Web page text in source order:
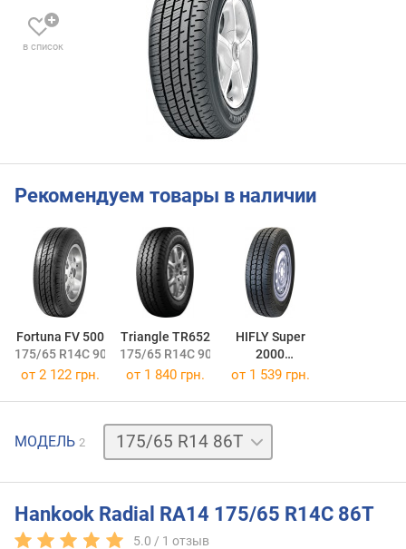
в список
Рекомендуем товары в наличии
Fortuna FV 500
175/65 R14C 90T
Triangle TR652
175/65 R14C 90T
HIFLY Super
2000
175/65 R14C 90T
от 2 122 грн. от 1 840 грн. от 1 539 грн.
МОДЕЛЬ 2
175/65
R14
Hankook Radial RA14 175/65 R14C 86T
5.0 / 1 отзыв